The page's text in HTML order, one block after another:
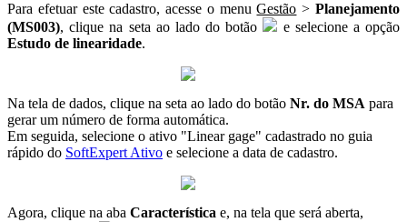
Para efetuar este cadastro, acesse o menuGestão >Planejamento
(MS003), clique na seta ao lado do botão
e selecione a opção
Estudo de linearidade.
Na tela de dados, clique na seta ao lado do botão Nr. do MSA para
gerar um número de forma automática.
Em seguida, selecione o ativo "Linear gage" cadastrado no guia
rápido do SoftExpert Ativo e selecione a data de cadastro.
Agora, clique na aba Característica e, na tela que será aberta,